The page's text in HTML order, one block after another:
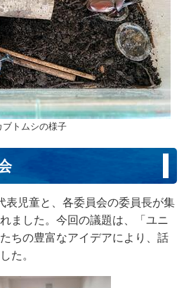
ブトムシの様子
表児童と、各委員会の委員長が集
ました。今回の議題は、「ユニ
ちの豊富なアイデアにより、話
た。